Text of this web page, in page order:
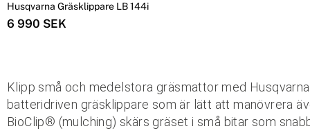
Husqvarna Gräsklippare LB 144i
6 990 SEK
Klipp små och medelstora gräsmattor med
batteridriven gräsklippare som är lätt att manövrera
BioClip® (mulching) skärs gräset i små bitar som